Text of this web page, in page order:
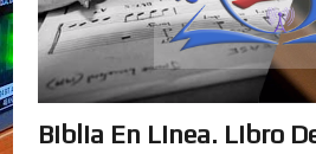
Biblia En Linea. Libro